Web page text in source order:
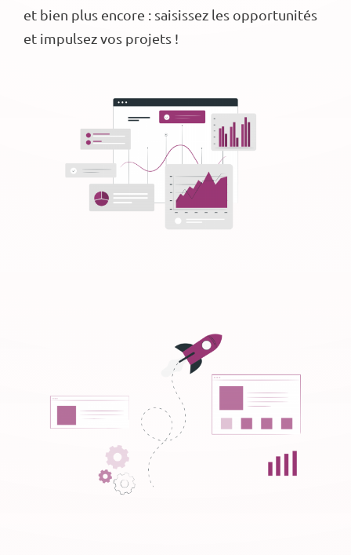
et bien plus encore : saisissez les opportunités
et impulsez vos projets !